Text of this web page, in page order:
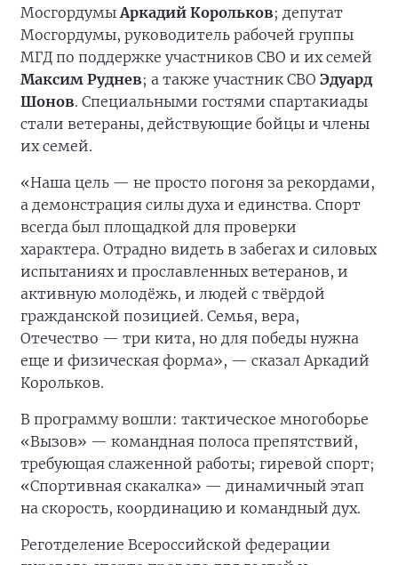
МосгордумыАркадий Корольков; депутат
Мосгордумы, руководитель рабочей группы
МГД по поддержке участников СВО и их семей
Максим Руднев; а также участник СВО Эдуард
Шонов. Специальными гостями спартакиады
стали ветераны, действующие бойцы и члены
их семей.
«Наша цель — не просто погоня за рекордами,
а демонстрация силы духа и единства. Спорт
всегда был площадкой для проверки
характера. Отрадно видеть в забегах и силовых
испытаниях и прославленных ветеранов, и
активную молодёжь, и людей с твёрдой
гражданской позицией. Семья, вера,
Отечество — три кита, но для победы нужна
еще и физическая форма», — сказал Аркадий
Корольков.
В программу вошли: тактическое многоборье
«Вызов» — командная полоса препятствий,
требующая слаженной работы; гиревой спорт;
«Спортивная скакалка» — динамичный этап
на скорость, координацию и командный дух.
Реготделение Всероссийской федерации